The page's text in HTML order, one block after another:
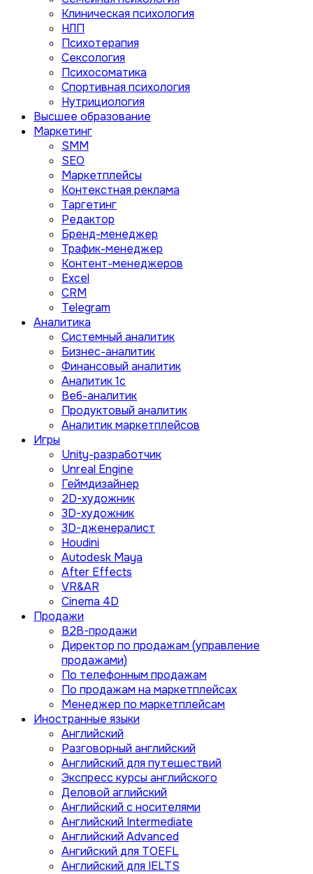
Клиническая психология
НЛП
Психотерапия
Сексология
Психосоматика
Спортивная психология
Нутрициология
Высшее образование
Маркетинг
SMM
SEO
Маркетплейсы
Контекстная реклама
Таргетинг
Редактор
Бренд-менеджер
Трафик-менеджер
Контент-менеджеров
Excel
CRM
Telegram
Аналитика
Системный аналитик
Бизнес-аналитик
Финансовый аналитик
Aналитик 1с
Веб-аналитик
Продуктовый аналитик
Аналитик маркетплейсов
Игры
Unity-разработчик
Unreal Engine
Геймдизайнер
2D-художник
3D-художник
3D-дженералист
Houdini
Autodesk Maya
After Effects
VR&AR
Cinema 4D
Продажи
B2B-продажи
Директор по продажам (управление
продажами)
По телефонным продажам
По продажам на маркетплейсах
Менеджер по маркетплейсам
Иностранные языки
Английский
Разговорный английский
Английский для путешествий
Экспресс курсы английского
Деловой аглийский
Английский с носителями
Английский Intermediate
Английский Advanced
Ангийский для TOEFL
Английский для IELTS